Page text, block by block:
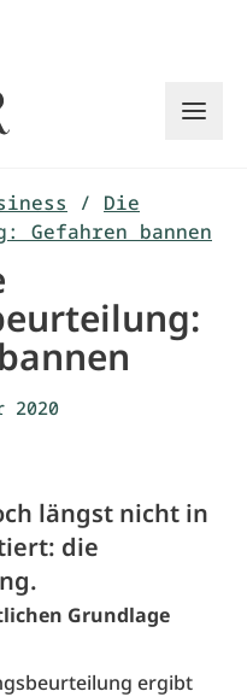
/ Die
Gefahren bannen
2020
längst nicht in
die
Grundlage
ergibt